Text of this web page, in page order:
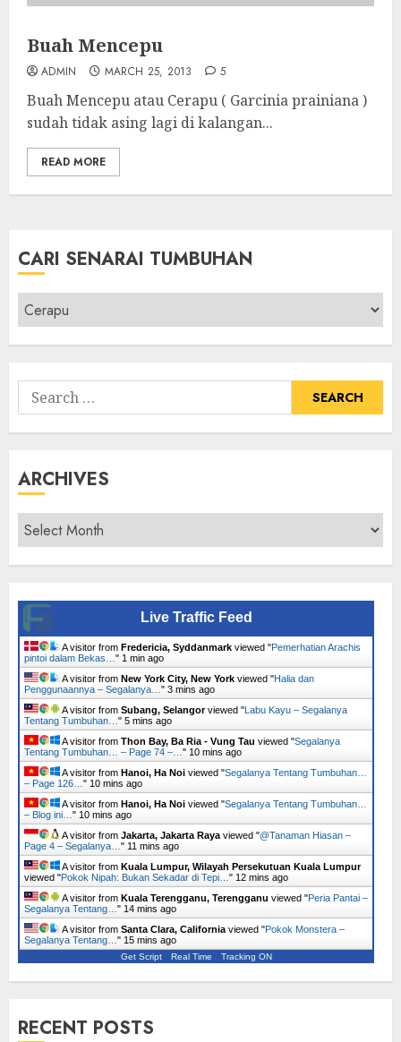
Buah Mencepu
ADMIN MARCH 25, 2013 5
Buah Mencepu atau Cerapu ( Garcinia prainiana )
sudah tidak asing lagi di kalangan...
READ MORE
CARI SENARAI TUMBUHAN
Cari
Senarai
Tumbuhan
Search
for:
ARCHIVES
Archives
Live Traffic Feed
A visitor from Fredericia, Syddanmark viewed "Pemerhatian Arachis
pintoi dalam Bekas… " 1 min ago
A visitor from New York City, New York viewed "Halia dan
Penggunaannya – Segalanya… " 3 mins ago
A visitor from Subang, Selangorviewed "Labu Kayu – Segalanya
Tentang Tumbuhan… " 5 mins ago
A visitor from Thon Bay, Ba Ria - Vung Tau viewed "Segalanya
Tentang Tumbuhan… – Page 74 –… " 10 mins ago
A visitor from Hanoi, Ha Noi viewed "Segalanya Tentang Tumbuhan…
– Page 126… " 10 mins ago
A visitor from Hanoi, Ha Noi viewed "Segalanya Tentang Tumbuhan…
– Blog ini… " 10 mins ago
A visitor from Jakarta, Jakarta Raya viewed "@Tanaman Hiasan –
Page 4 – Segalanya… " 11 mins ago
A visitor from Kuala Lumpur, Wilayah Persekutuan Kuala Lumpur
viewed "Pokok Nipah: Bukan Sekadar di Tepi… " 12 mins ago
A visitor from Kuala Terengganu, Terengganu viewed "Peria Pantai –
Segalanya Tentang… " 14 mins ago
A visitor from Santa Clara, California viewed "Pokok Monstera –
Segalanya Tentang… " 15 mins ago
Get Script Real Time Tracking ON
RECENT POSTS